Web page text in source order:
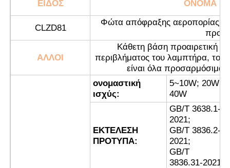
Αρχική Σελίδα
Γύρος εργοστασίων
ΕΙΔΟΣ ΟΝΟΜΑ
CLZD81
Φώτα απόφραξης αεροπορίας
ΑΛΛΟΙ
Κάθετη βάση προαιρετική
περιβλήματος του λαμπτήρα, το
είναι όλα προσαρμόσιμα.
ονομαστική
ισχύς:
5~10W; 20W;
40W
ΕΚΤΕΛΕΣΗ
ΠΡΟΤΥΠΑ:
GB/T 3638.1-
2021;
GB/T 3836.2-
2021;
GB/T
3836.31-2021